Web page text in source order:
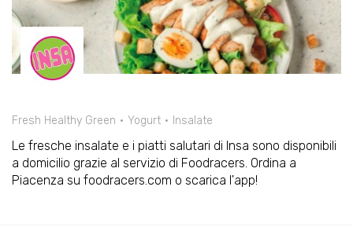
Fresh Healthy Green Yogurt Insalate
Le fresche insalate e i piatti salutari di Insa sono disponibili
a domicilio grazie al servizio di Foodracers. Ordina a
Piacenza su foodracers.com o scarica l'app!